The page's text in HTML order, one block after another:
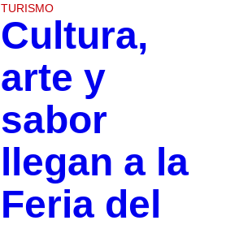
TURISMO
Cultura,
arte y
sabor
llegan a la
Feria del